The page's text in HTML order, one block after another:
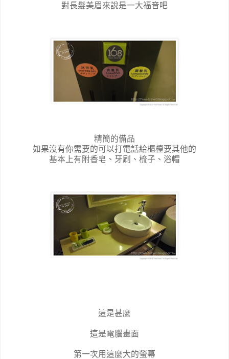
對長髮美眉來說是一大福音吧
精簡的備品
如果沒有你需要的可以打電話給櫃檯要其他的
基本上有附香皂、牙刷、梳子、浴帽
這是甚麼
這是電腦畫面
第一次用這麼大的螢幕